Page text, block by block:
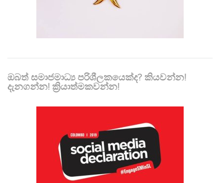
ඔබත් සමාජමාධ්‍ය පරිශීලකයෙක්ද? කියවන්න!
දැනගන්න! ක්‍රියාත්මකවන්න!